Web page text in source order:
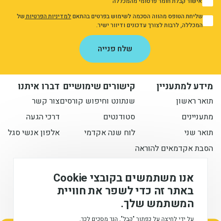
1
1
אני מאשר/ת את מדיניות הפרטיות
שליחת הטופס מהווה הסכמה לשימוש בפרטים בהתאםלמדיניות הפרטיותשל
המכללה, לרבות לצורך עדכונים ודיוור ישיר.
שלח פנייה
מידע למתעניין
תואר ראשון
מתעניינים
תואר שני
הסבת אקדמאים להוראה
קישורים שימושיים
שנתונט וחיפוש קורסים
סטודנטים
לוח שנה אקדמי
דברו איתנו
צור קשר
דרכי הגעה
אלפון אנשי סגל
המכללה האקדמית לחינוך ע"ש דוד ילין (ע.ר), © 2026
הישארו מעודכנים איתנו
אנו משתמשים בקובצי Cookie
באתר זה כדי לשפר את חוויית
המשתמש שלך.
על ידי לחיצה על כפתור "קבל", הנך מסכים לכך.